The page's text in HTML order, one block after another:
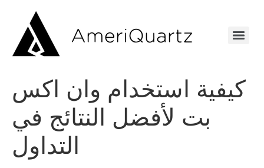
كيفية استخدام وان اكس
بت لأفضل النتائج في
التداول